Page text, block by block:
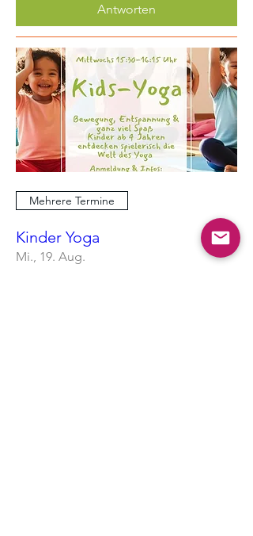
Antworten
Mehrere Termine
Kinder Yoga
Mi., 19. Aug.